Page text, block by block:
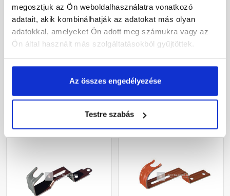
megosztjuk az Ön weboldalhasználatra vonatkozó
adatait, akik kombinálhatják az adatokat más olyan
adatokkal, amelyeket Ön adott meg számukra vagy az
Ön által használt más szolgáltatásokból gyűjtöttek.
Az összes engedélyezése
Testre szabás
Leier kúpcseréprögzítő
téglavörös
Bramac rögzítőcsavar
téglavörös
Rendelésre
580 Ft/ db